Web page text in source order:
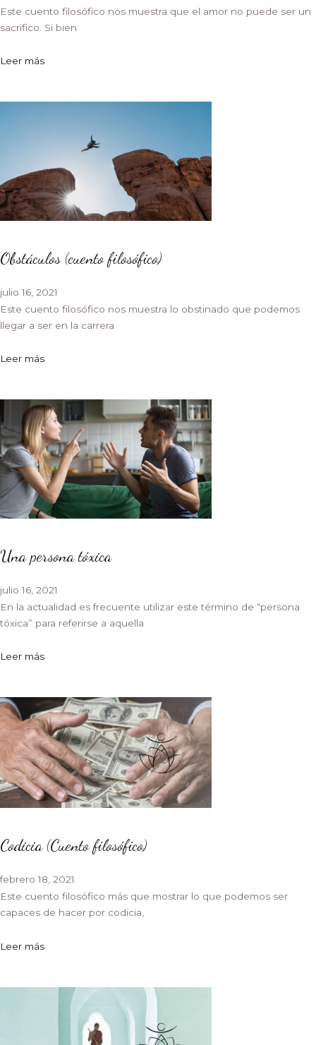
Este cuento filosófico nos muestra que el amor no puede ser un
sacrifico. Si bien
Leer más
Obstáculos (cuento filosófico)
julio 16, 2021
Este cuento filosófico nos muestra lo obstinado que podemos
llegar a ser en la carrera
Leer más
Una persona tóxica
julio 16, 2021
En la actualidad es frecuente utilizar este término de “persona
tóxica” para referirse a aquella
Leer más
Codicia (Cuento filosófico)
febrero 18, 2021
Este cuento filosófico más que mostrar lo que podemos ser
capaces de hacer por codicia,
Leer más